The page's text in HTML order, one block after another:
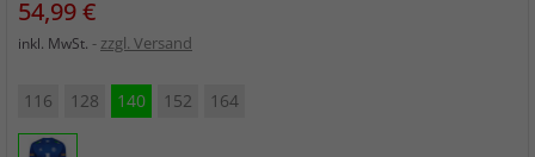
Preis
54,99 €
inkl. MwSt. zzgl. Versand
116 128 140 152 164